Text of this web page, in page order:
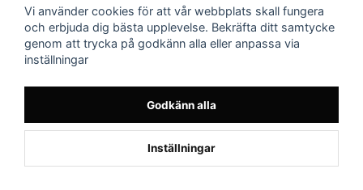
Powered by Nyehandel AB
Vi använder cookies för att vår webbplats skall fungera
och erbjuda dig bästa upplevelse. Bekräfta ditt samtycke
genom att trycka på godkänn alla eller anpassa via
inställningar
Godkänn alla
Inställningar